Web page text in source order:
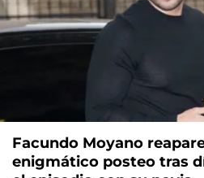
Facundo Moyano
enigmático posteo tras